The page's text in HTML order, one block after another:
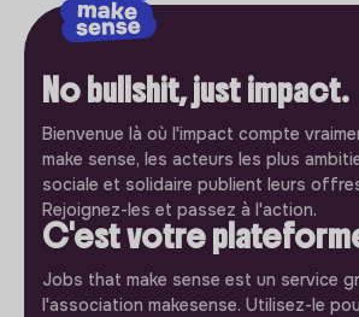
No bullshit, just impact.
Bienvenue là où l'impact compte
make sense, les acteurs les plus
sociale et solidaire publient leurs
Rejoignez-les et passez à l'action.
C'est votre
Jobs that make sense est un service
l'association makesense. Utilisez-le